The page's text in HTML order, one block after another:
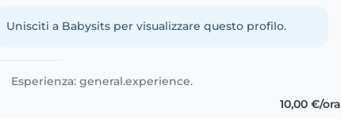
dell'infanzia e una..
Unisciti a Babysits per visualizzare questo profilo.
Esperienza: general.experience.
10,00 €/ora